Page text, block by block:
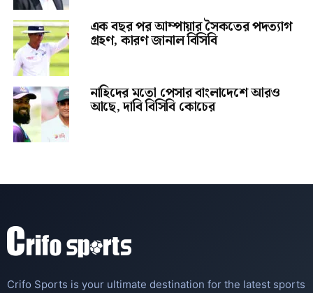
এক বছর পর আম্পায়ার সৈকতের পদত্যাগ
গ্রহণ, কারণ জানাল বিসিবি
নাহিদের মতো পেসার বাংলাদেশে আরও
আছে, দাবি বিসিবি কোচের
Crifo Sports is your ultimate destination for the latest sports